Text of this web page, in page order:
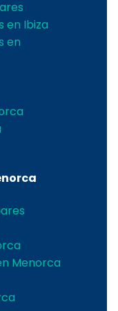
en Ibiza
en
Menorca